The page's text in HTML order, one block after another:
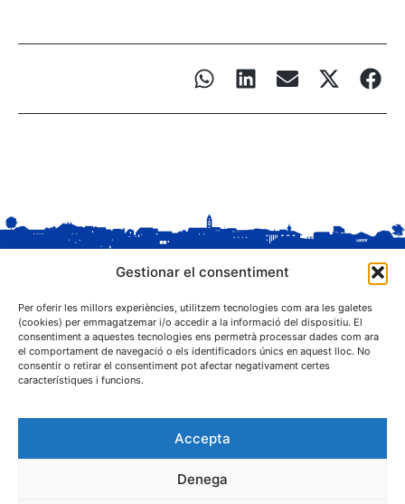
Gestionar el consentiment
Per oferir les millors experiències, utilitzem tecnologies com ara les galetes
(cookies) per emmagatzemar i/o accedir a la informació del dispositiu. El
consentiment a aquestes tecnologies ens permetrà processar dades com ara
el comportament de navegació o els identificadors únics en aquest lloc. No
consentir o retirar el consentiment pot afectar negativament certes
característiques i funcions.
Accepta
Denega
C. Sant Josep, 1
25243 El Palau d'Anglesola (Pla d'Urgell)